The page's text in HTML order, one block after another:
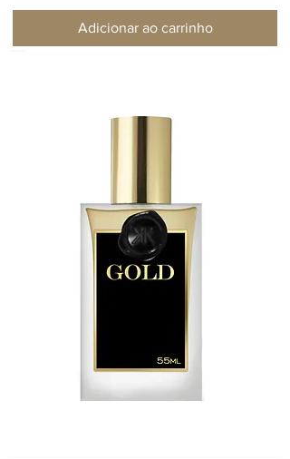
Adicionar ao carrinho